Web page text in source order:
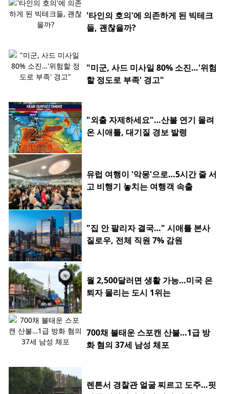
'타인의 호의'에 의존하게 된 빅테크
들, 괜찮을까?
"미군, 사드 미사일 80% 소진…'위험
할 정도로 부족' 경고"
"외출 자제하세요"…산불 연기 몰려
온 시애틀, 대기질 경보 발령
유럽 여행이 '악몽'으로…5시간 줄 서
고 비행기 놓치는 여행객 속출
"집 안 팔리자 결국…" 시애틀 본사
질로우, 전체 직원 7% 감원
월 2,500달러면 생활 가능…미국 은
퇴자 몰리는 도시 1위는
700채 불태운 스포캔 산불…1급 방
화 혐의 37세 남성 체포
렌튼서 경찰관 얼굴 찌르고 도주…핏